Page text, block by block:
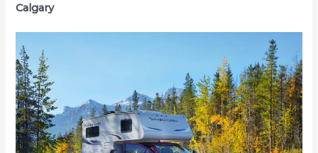
Calgary